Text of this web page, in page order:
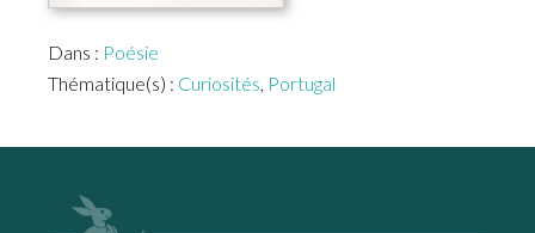
Dans : Poésie
Thématique(s) : Curiosités, Portugal